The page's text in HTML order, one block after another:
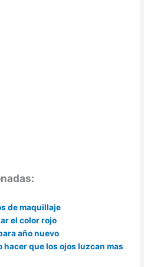
de maquillaje
el color rojo
año nuevo
hacer que los ojos luzcan mas